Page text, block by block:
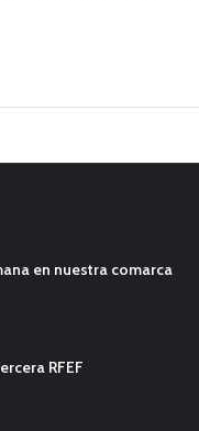
en nuestra comarca
RFEF